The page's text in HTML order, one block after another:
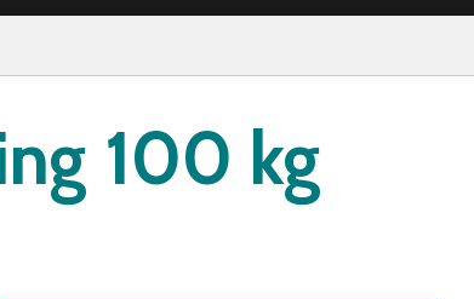
100 kg